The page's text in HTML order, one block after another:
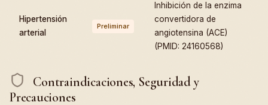
Hipertensión
arterial
Preliminar
Inhibición de la enzima
convertidora de
angiotensina (ACE)
(PMID: 24160568)
Contraindicaciones, Seguridad y
Precauciones